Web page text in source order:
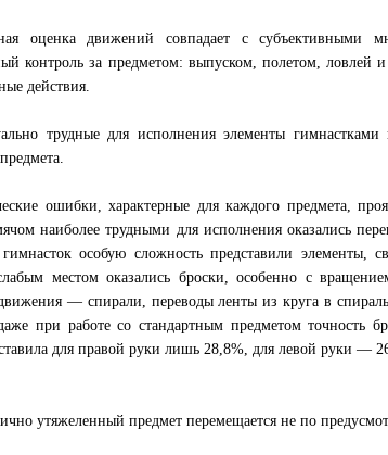
оценка движений совпадает с субъективными
контроль за предметом: выпуском, полетом, ловлей
действия.
трудные для исполнения элементы
ошибки, характерные для каждого предмета,
наиболее трудными для исполнения оказались
особую сложность представили
местом оказались броски, особенно с
— спирали, переводы ленты из круга в
при работе со стандартным предметом точность
для правой руки лишь 28,8%, для левой руки —
утяжеленный предмет перемещается не по